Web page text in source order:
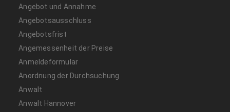
Angebot und Annahme
Angebotsausschluss
Angebotsfrist
Angemessenheit der Preise
Anmeldeformular
Anordnung der Durchsuchung
Anwalt
Anwalt Hannover